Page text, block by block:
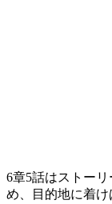
6章5話はストー
め、目的地に着け